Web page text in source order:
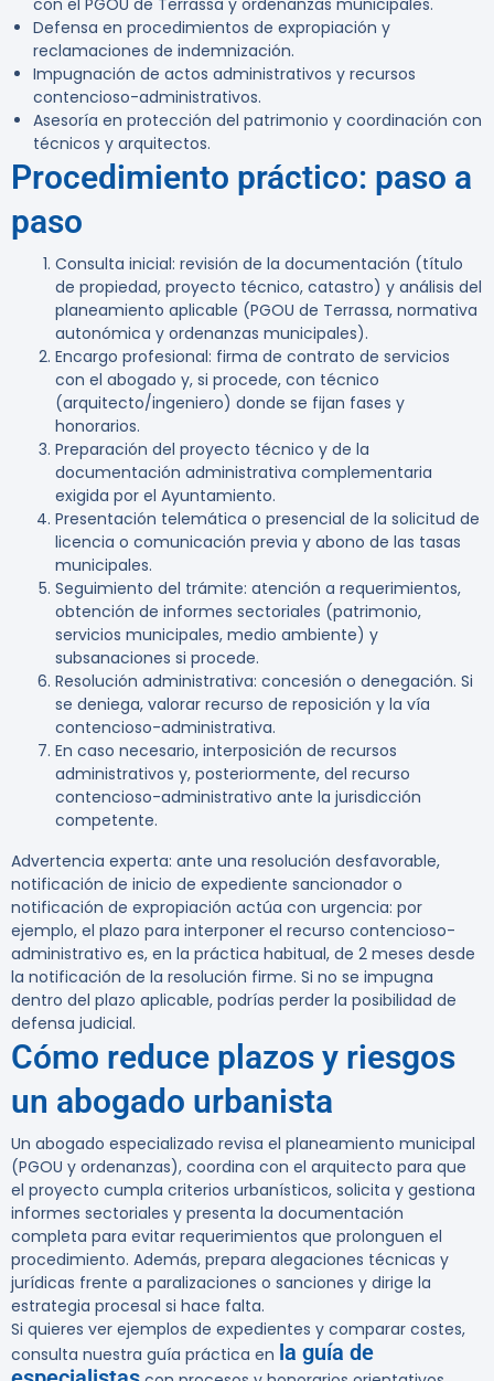
con el PGOU de Terrassa y ordenanzas municipales.
Defensa en procedimientos de expropiación y
reclamaciones de indemnización.
Impugnación de actos administrativos y recursos
contencioso-administrativos.
Asesoría en protección del patrimonio y coordinación con
técnicos y arquitectos.
Procedimiento práctico: paso a
paso
Consulta inicial: revisión de la documentación (título
de propiedad, proyecto técnico, catastro) y análisis del
planeamiento aplicable (PGOU de Terrassa, normativa
autonómica y ordenanzas municipales).
Encargo profesional: firma de contrato de servicios
con el abogado y, si procede, con técnico
(arquitecto/ingeniero) donde se fijan fases y
honorarios.
Preparación del proyecto técnico y de la
documentación administrativa complementaria
exigida por el Ayuntamiento.
Presentación telemática o presencial de la solicitud de
licencia o comunicación previa y abono de las tasas
municipales.
Seguimiento del trámite: atención a requerimientos,
obtención de informes sectoriales (patrimonio,
servicios municipales, medio ambiente) y
subsanaciones si procede.
Resolución administrativa: concesión o denegación. Si
se deniega, valorar recurso de reposición y la vía
contencioso-administrativa.
En caso necesario, interposición de recursos
administrativos y, posteriormente, del recurso
contencioso-administrativo ante la jurisdicción
competente.
Advertencia experta: ante una resolución desfavorable,
notificación de inicio de expediente sancionador o
notificación de expropiación actúa con urgencia: por
ejemplo, el plazo para interponer el recurso contencioso-
administrativo es, en la práctica habitual, de 2 meses desde
la notificación de la resolución firme. Si no se impugna
dentro del plazo aplicable, podrías perder la posibilidad de
defensa judicial.
Cómo reduce plazos y riesgos
un abogado urbanista
Un abogado especializado revisa el planeamiento municipal
(PGOU y ordenanzas), coordina con el arquitecto para que
el proyecto cumpla criterios urbanísticos, solicita y gestiona
informes sectoriales y presenta la documentación
completa para evitar requerimientos que prolonguen el
procedimiento. Además, prepara alegaciones técnicas y
jurídicas frente a paralizaciones o sanciones y dirige la
estrategia procesal si hace falta.
Si quieres ver ejemplos de expedientes y comparar costes,
consulta nuestra guía práctica en la guía de